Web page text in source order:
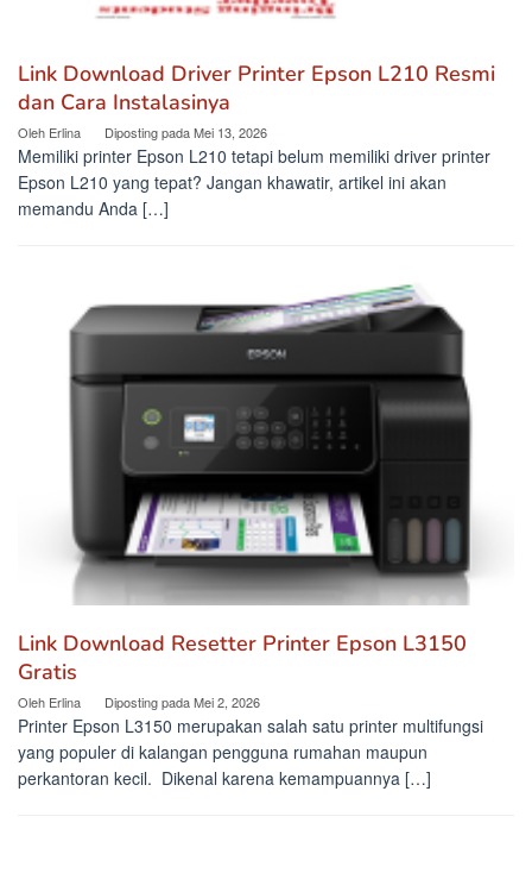
Link Download Driver Printer Epson L210 Resmi
dan Cara Instalasinya
Oleh Erlina Diposting padaMei 13, 2026
Memiliki printer Epson L210 tetapi belum memiliki driver printer
Epson L210 yang tepat? Jangan khawatir, artikel ini akan
memandu Anda […]
Link Download Resetter Printer Epson L3150
Gratis
Oleh Erlina Diposting padaMei 2, 2026
Printer Epson L3150 merupakan salah satu printer multifungsi
yang populer di kalangan pengguna rumahan maupun
perkantoran kecil. Dikenal karena kemampuannya […]